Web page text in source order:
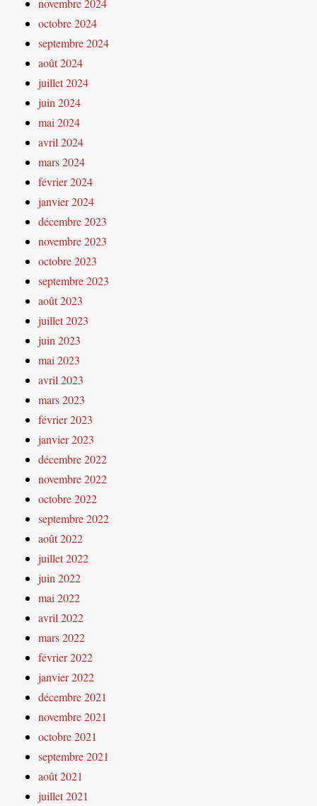
novembre 2024
octobre 2024
septembre 2024
août 2024
juillet 2024
juin 2024
mai 2024
avril 2024
mars 2024
février 2024
janvier 2024
décembre 2023
novembre 2023
octobre 2023
septembre 2023
août 2023
juillet 2023
juin 2023
mai 2023
avril 2023
mars 2023
février 2023
janvier 2023
décembre 2022
novembre 2022
octobre 2022
septembre 2022
août 2022
juillet 2022
juin 2022
mai 2022
avril 2022
mars 2022
février 2022
janvier 2022
décembre 2021
novembre 2021
octobre 2021
septembre 2021
août 2021
juillet 2021